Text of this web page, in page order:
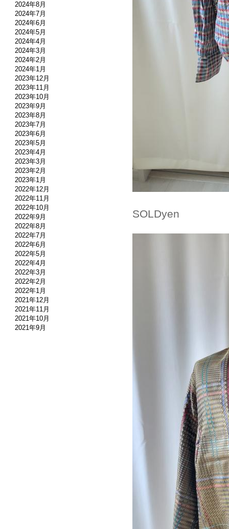
2024年8月
2024年7月
2024年6月
2024年5月
2024年4月
2024年3月
2024年2月
2024年1月
2023年12月
2023年11月
2023年10月
2023年9月
2023年8月
2023年7月
2023年6月
2023年5月
2023年4月
2023年3月
2023年2月
2023年1月
2022年12月
2022年11月
2022年10月
2022年9月
2022年8月
2022年7月
2022年6月
2022年5月
2022年4月
2022年3月
2022年2月
2022年1月
2021年12月
2021年11月
2021年10月
2021年9月
SOLDyen